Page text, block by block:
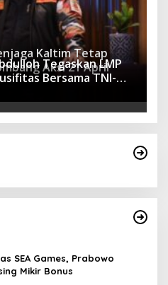
Kaltim Tetap
Aksi 21 April
Tegaskan LMP
Bersama TNI-
SEA Games, Prabowo
Mikir Bonus